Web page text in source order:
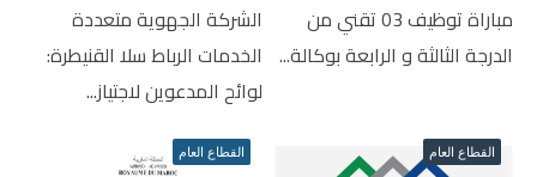
مباراة توظيف 03 تقني من
الدرجة الثالثة و الرابعة بوكالة...
الشركة الجهوية متعددة
الخدمات الرباط سلا القنيطرة:
لوائح المدعوين لاجتياز...
القطاع العام القطاع العام